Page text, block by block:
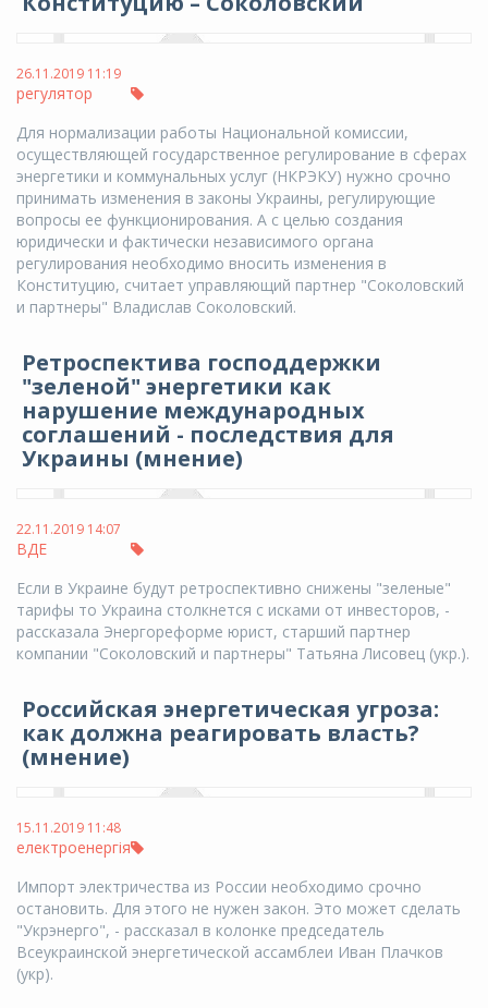
26.11.2019 11:19
регулятор
Для нормализации работы Национальной комиссии,
осуществляющей государственное регулирование в сферах
энергетики и коммунальных услуг (НКРЭКУ) нужно срочно
принимать изменения в законы Украины, регулирующие
вопросы ее функционирования. А с целью создания
юридически и фактически независимого органа
регулирования необходимо вносить изменения в
Конституцию, считает управляющий партнер "Соколовский
и партнеры" Владислав Соколовский.
Ретроспектива господдержки
"зеленой" энергетики как
нарушение международных
соглашений - последствия для
Украины (мнение)
22.11.2019 14:07
ВДЕ
Если в Украине будут ретроспективно снижены "зеленые"
тарифы то Украина столкнется с исками от инвесторов, -
рассказала Энергореформе юрист, старший партнер
компании "Соколовский и партнеры" Татьяна Лисовец (укр.).
Российская энергетическая угроза:
как должна реагировать власть?
(мнение)
15.11.2019 11:48
електроенергія
Импорт электричества из России необходимо срочно
остановить. Для этого не нужен закон. Это может сделать
"Укрэнерго", - рассказал в колонке председатель
Всеукраинской энергетической ассамблеи Иван Плачков
(укр).